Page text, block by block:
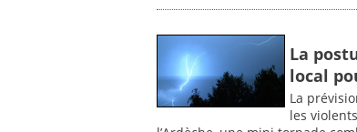
La
local
La
les